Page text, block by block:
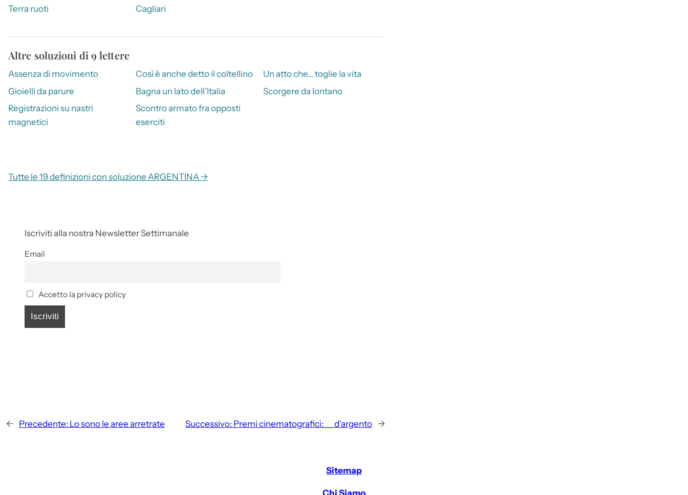
Terra ruoti
Cagliari
Altre soluzioni di 9 lettere
Assenza di movimento Così è anche detto il coltellino
Un atto che… toglie la vita
Gioielli da parure
Bagna un lato dell’Italia
Scorgere da lontano
Registrazioni su nastri
magnetici
Scontro armato fra opposti
eserciti
Tutte le 19 definizioni con soluzione ARGENTINA →
Iscriviti alla nostra Newsletter Settimanale
Email
Accetto la privacy policy
← Precedente: Lo sono le aree arretrate Successivo: Premi cinematografici: __ d’argento →
Sitemap